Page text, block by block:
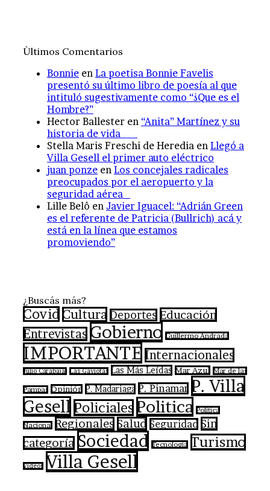
Ùltimos Comentarios
Bonnie en La poetisa Bonnie Favelis
presentó su último libro de poesía al que
intituló sugestivamente como “¿Que es el
Hombre?”
Hector Ballester en “Anita” Martínez y su
historia de vida
Stella Maris Freschi de Heredia en Llegó a
Villa Gesell el primer auto eléctrico
juan ponze en Los concejales radicales
preocupados por el aeropuerto y la
seguridad aérea
Lille Belô en Javier Iguacel: “Adrián Green
es el referente de Patricia (Bullrich) acá y
está en la línea que estamos
promoviendo”
¿Buscás más?
Covid Cultura Deportes Educación
Entrevistas Gobierno Guillermo Andrada
IMPORTANTE Internacionales
Julio Carabajal Las Gaviotas Las Más Leídas Mar Azul Mar de las
Pampas Opinión P. Madariaga P. Pinamar P. Villa
Gesell Policiales Politica
Política
Nacional
Regionales Salud Seguridad Sin
categoría Sociedad Tecnologia Turismo
Videos Villa Gesell